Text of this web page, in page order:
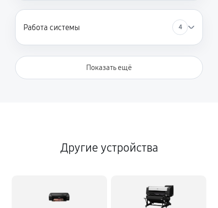
Работа системы 4
Показать ещё
Другие устройства